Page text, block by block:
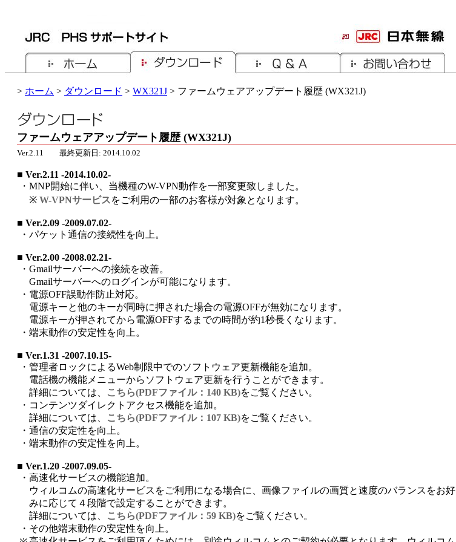
> ホーム > ダウンロード > WX321J > ファームウェアアップデート履歴 (WX321J)
ファームウェアアップデート履歴 (WX321J)
Ver.2.11 最終更新日: 2014.10.02
■ Ver.2.11 -2014.10.02-
・ MNP開始に伴い、当機種のW-VPN動作を一部変更致しました。
※ W-VPNサービスをご利用の一部のお客様が対象となります。
■ Ver.2.09 -2009.07.02-
・ パケット通信の接続性を向上。
■ Ver.2.00 -2008.02.21-
・ Gmailサーバーへの接続を改善。
Gmailサーバーへのログインが可能になります。
・ 電源OFF誤動作防止対応。
電源キーと他のキーが同時に押された場合の電源OFFが無効になります。
電源キーが押されてから電源OFFするまでの時間が約1秒長くなります。
・ 端末動作の安定性を向上。
■ Ver.1.31 -2007.10.15-
・ 管理者ロックによるWeb制限中でのソフトウェア更新機能を追加。
電話機の機能メニューからソフトウェア更新を行うことができます。
詳細については、
こちら(PDFファイル：140 KB)をご覧ください。
・ コンテンツダイレクトアクセス機能を追加。
詳細については、
こちら(PDFファイル：107 KB)をご覧ください。
・ 通信の安定性を向上。
・ 端末動作の安定性を向上。
■ Ver.1.20 -2007.09.05-
・ 高速化サービスの機能追加。
ウィルコムの高速化サービスをご利用になる場合に、画像ファイルの画質と速度のバランスをお好
みに応じて４段階で設定することができます。
詳細については、
こちら(PDFファイル：59 KB)をご覧ください。
・ その他端末動作の安定性を向上。